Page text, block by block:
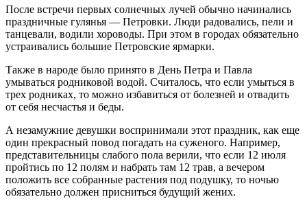
После встречи первых солнечных лучей обычно начинались
праздничные гулянья — Петровки. Люди радовались, пели и
танцевали, водили хороводы. При этом в городах обязательно
устраивались большие Петровские ярмарки.
Также в народе было принято в День Петра и Павла
умываться родниковой водой. Считалось, что если умыться в
трех родниках, то можно избавиться от болезней и отвадить
от себя несчастья и беды.
А незамужние девушки воспринимали этот праздник, как еще
один прекрасный повод погадать на суженого. Например,
представительницы слабого пола верили, что если 12 июля
пройтись по 12 полям и набрать там 12 трав, а вечером
положить все собранные растения под подушку, то ночью
обязательно должен присниться будущий жених.